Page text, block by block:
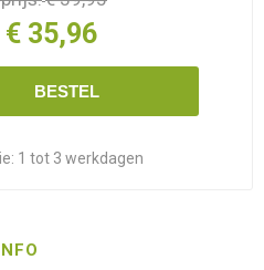
€ 35,96
BESTEL
1 tot 3 werkdagen